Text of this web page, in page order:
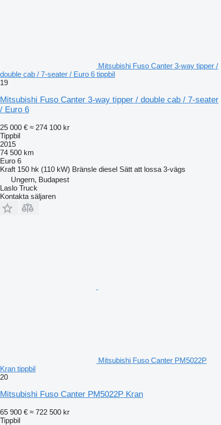
Mitsubishi Fuso Canter 3-way tipper /
double cab / 7-seater / Euro 6 tippbil
19
Mitsubishi Fuso Canter 3-way tipper / double cab / 7-seater
/ Euro 6
25 000 € ≈ 274 100 kr
Tippbil
2015
74 500 km
Euro 6
Kraft 150 hk (110 kW) Bränsle diesel Sätt att lossa 3-vägs
Ungern, Budapest
Laslo Truck
Kontakta säljaren
Mitsubishi Fuso Canter PM5022P
Kran tippbil
20
Mitsubishi Fuso Canter PM5022P Kran
65 900 € ≈ 722 500 kr
Tippbil